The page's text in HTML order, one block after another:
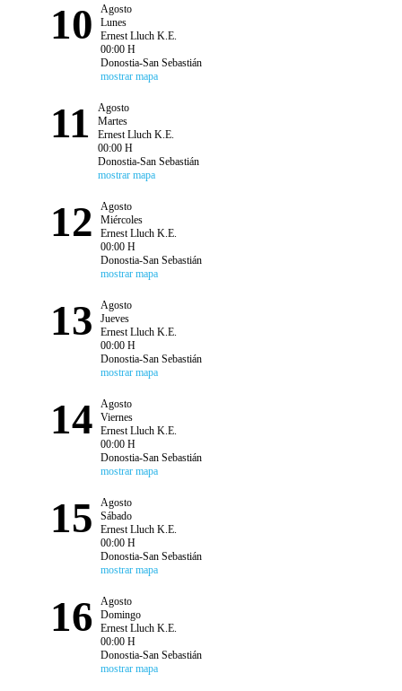
10
Agosto
Lunes
Ernest Lluch K.E.
00:00 H
Donostia-San Sebastián
mostrar mapa
11
Agosto
Martes
Ernest Lluch K.E.
00:00 H
Donostia-San Sebastián
mostrar mapa
12
Agosto
Miércoles
Ernest Lluch K.E.
00:00 H
Donostia-San Sebastián
mostrar mapa
13
Agosto
Jueves
Ernest Lluch K.E.
00:00 H
Donostia-San Sebastián
mostrar mapa
14
Agosto
Viernes
Ernest Lluch K.E.
00:00 H
Donostia-San Sebastián
mostrar mapa
15
Agosto
Sábado
Ernest Lluch K.E.
00:00 H
Donostia-San Sebastián
mostrar mapa
16
Agosto
Domingo
Ernest Lluch K.E.
00:00 H
Donostia-San Sebastián
mostrar mapa